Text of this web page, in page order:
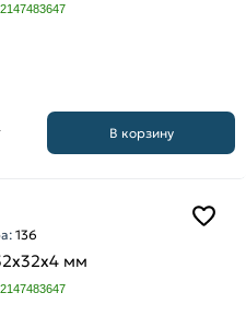
В корзину
136
мм